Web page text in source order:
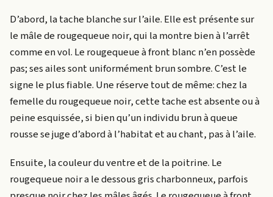
D’abord, la tache blanche sur l’aile. Elle est présente sur
le mâle de rougequeue noir, qui la montre bien à l’arrêt
comme en vol. Le rougequeue à front blanc n’en possède
pas; ses ailes sont uniformément brun sombre. C’est le
signe le plus fiable. Une réserve tout de même: chez la
femelle du rougequeue noir, cette tache est absente ou à
peine esquissée, si bien qu’un individu brun à queue
rousse se juge d’abord à l’habitat et au chant, pas à l’aile.
Ensuite, la couleur du ventre et de la poitrine. Le
rougequeue noir a le dessous gris charbonneux, parfois